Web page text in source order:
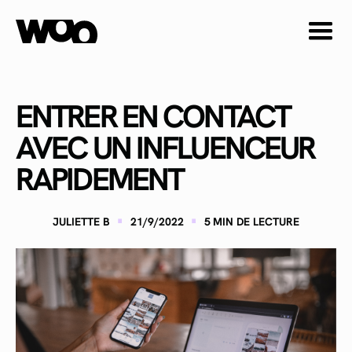
ENTRER EN CONTACT
AVEC UN INFLUENCEUR
RAPIDEMENT
JULIETTE B · 21/9/2022 · 5 MIN DE LECTURE